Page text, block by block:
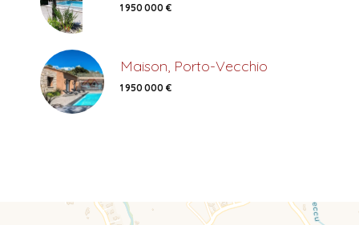
1 950 000 €
Maison, Porto-Vecchio
1 950 000 €